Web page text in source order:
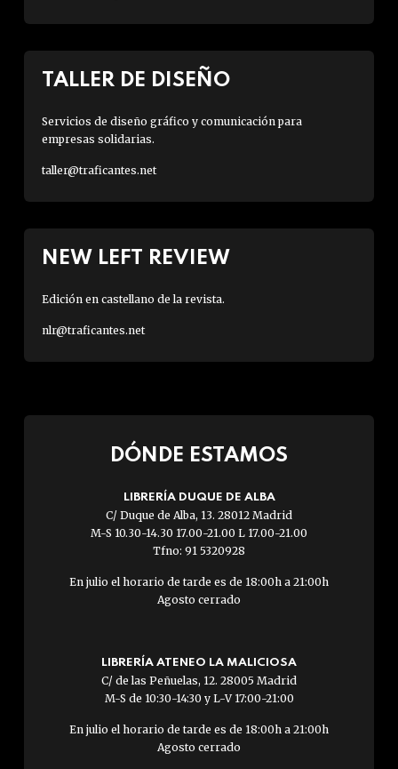
TALLER DE DISEÑO
Servicios de diseño gráfico y comunicación para
empresas solidarias.
taller@traficantes.net
NEW LEFT REVIEW
Edición en castellano de la revista.
nlr@traficantes.net
DÓNDE ESTAMOS
LIBRERÍA DUQUE DE ALBA
C/ Duque de Alba, 13. 28012 Madrid
M-S 10.30-14.30 17.00-21.00 L 17.00-21.00
Tfno: 91 5320928
En julio el horario de tarde es de 18:00h a 21:00h
Agosto cerrado
LIBRERÍA ATENEO LA MALICIOSA
C/ de las Peñuelas, 12. 28005 Madrid
M-S de 10:30-14:30 y L-V 17:00-21:00
En julio el horario de tarde es de 18:00h a 21:00h
Agosto cerrado